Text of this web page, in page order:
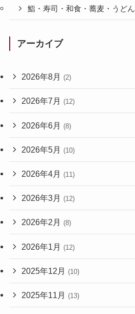
鮨・寿司・和食・蕎麦・うどん
アーカイブ
2026年8月 (2)
2026年7月 (12)
2026年6月 (8)
2026年5月 (10)
2026年4月 (11)
2026年3月 (12)
2026年2月 (8)
2026年1月 (12)
2025年12月 (10)
2025年11月 (13)